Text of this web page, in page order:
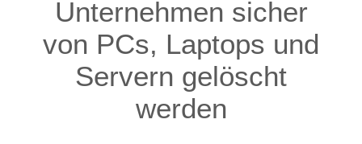
Unternehmen sicher
von PCs, Laptops und
Servern gelöscht
werden